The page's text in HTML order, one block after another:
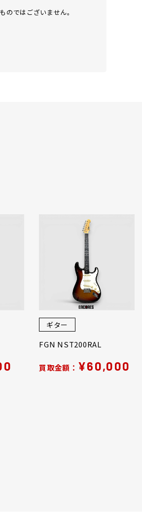
ではございません。
ギター
FGN NST200RAL
買取金額： ¥60,000